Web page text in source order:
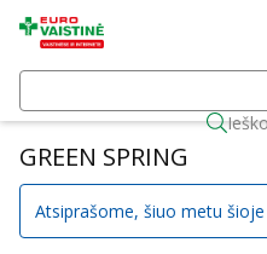
GREEN SPRING
Atsiprašome, šiuo metu